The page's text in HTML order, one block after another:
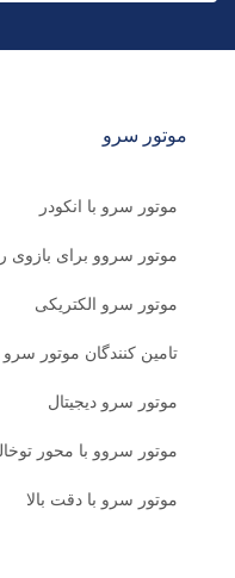
موتور سرو
موتور سرو با انکودر
موتور سروو برای بازوی
موتور سرو الکتریکی
تامین کنندگان موتور سرو
موتور سرو دیجیتال
موتور سروو با محور
موتور سرو با دقت بالا